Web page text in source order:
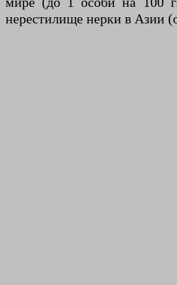
нерестилище нерки в Азии